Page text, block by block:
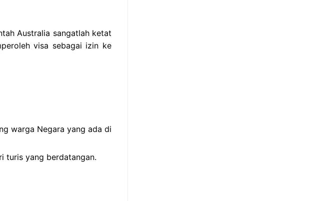
Australia sangatlah ketat
visa sebagai izin ke
warga Negara yang ada di
turis yang berdatangan.